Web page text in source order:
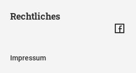
Rechtliches
Impressum